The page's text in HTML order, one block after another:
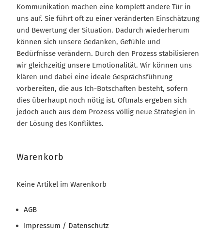
Kommunikation machen eine komplett andere Tür in
uns auf. Sie führt oft zu einer veränderten Einschätzung
und Bewertung der Situation. Dadurch wiederherum
können sich unsere Gedanken, Gefühle und
Bedürfnisse verändern. Durch den Prozess stabilisieren
wir gleichzeitig unsere Emotionalität. Wir können uns
klären und dabei eine ideale Gesprächsführung
vorbereiten, die aus Ich-Botschaften besteht, sofern
dies überhaupt noch nötig ist. Oftmals ergeben sich
jedoch auch aus dem Prozess völlig neue Strategien in
der Lösung des Konfliktes.
Warenkorb
Keine Artikel im Warenkorb
AGB
Impressum / Datenschutz